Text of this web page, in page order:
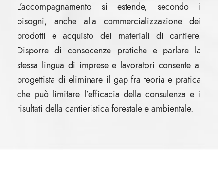
L’accompagnamento si estende, secondo i
bisogni, anche alla commercializzazione dei
prodotti e acquisto dei materiali di cantiere.
Disporre di consocenze pratiche e parlare la
stessa lingua di imprese e lavoratori consente al
progettista di eliminare il gap fra teoria e pratica
che può limitare l’efficacia della consulenza e i
risultati della cantieristica forestale e ambientale.